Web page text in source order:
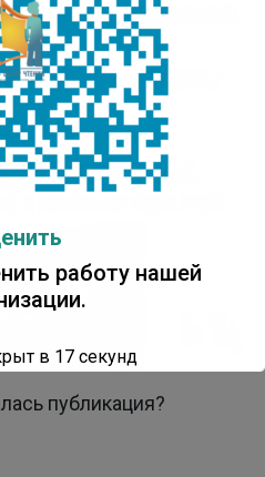
публикация?
работу нашей
в 16 секунд